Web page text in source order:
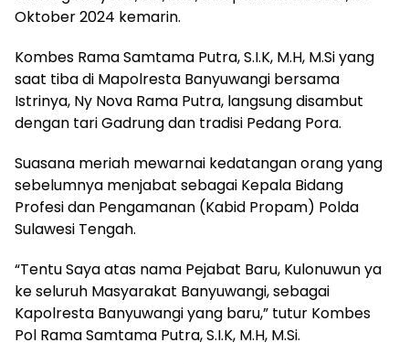
Oktober 2024 kemarin.
Kombes Rama Samtama Putra, S.I.K, M.H, M.Si yang
saat tiba di Mapolresta Banyuwangi bersama
Istrinya, Ny Nova Rama Putra, langsung disambut
dengan tari Gadrung dan tradisi Pedang Pora.
Suasana meriah mewarnai kedatangan orang yang
sebelumnya menjabat sebagai Kepala Bidang
Profesi dan Pengamanan (Kabid Propam) Polda
Sulawesi Tengah.
“Tentu Saya atas nama Pejabat Baru, Kulonuwun ya
ke seluruh Masyarakat Banyuwangi, sebagai
Kapolresta Banyuwangi yang baru,” tutur Kombes
Pol Rama Samtama Putra, S.I.K, M.H, M.Si.